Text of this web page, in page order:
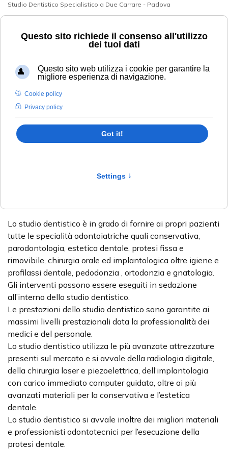
Studio Dentistico Specialistico a Due Carrare - Padova
Lo Studio
Uncategorised
Lo Studio Dentistico Specialistico Associato Mezzavia
Lo studio dentistico è in grado di fornire ai propri pazienti
tutte le specialità odontoiatriche quali conservativa,
parodontologia, estetica dentale, protesi fissa e
rimovibile, chirurgia orale ed implantologica oltre igiene e
profilassi dentale, pedodonzia , ortodonzia e gnatologia.
Gli interventi possono essere eseguiti in sedazione
all’interno dello studio dentistico.
Le prestazioni dello studio dentistico sono garantite ai
massimi livelli prestazionali data la professionalità dei
medici e del personale.
Lo studio dentistico utilizza le più avanzate attrezzature
presenti sul mercato e si avvale della radiologia digitale,
della chirurgia laser e piezoelettrica, dell’implantologia
con carico immediato computer guidata, oltre ai più
avanzati materiali per la conservativa e l’estetica
dentale.
Lo studio dentistico si avvale inoltre dei migliori materiali
e professionisti odontotecnici per l’esecuzione della
protesi dentale.